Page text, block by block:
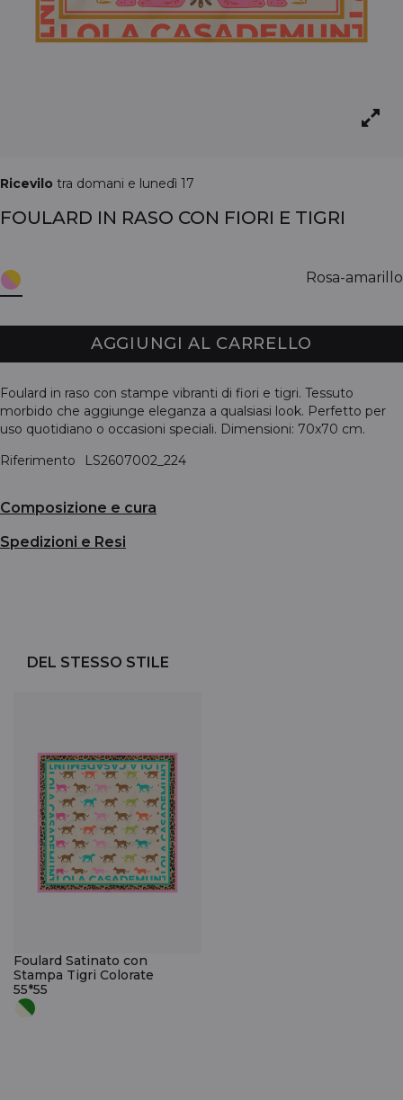
Ricevilo tra domani e lunedì 17
FOULARD IN RASO CON FIORI E TIGRI
Rosa-amarillo
AGGIUNGI AL CARRELLO
Foulard in raso con stampe vibranti di fiori e tigri. Tessuto
morbido che aggiunge eleganza a qualsiasi look. Perfetto per
uso quotidiano o occasioni speciali. Dimensioni: 70x70 cm.
Riferimento
LS2607002_224
Composizione e cura
Spedizioni e Resi
DEL STESSO STILE
Foulard Satinato con
Stampa Tigri Colorate
55*55